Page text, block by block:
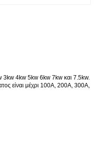
3kw 4kw 5kw 6kw 7kw και 7.5kw.
είναι μέχρι 100A, 200A, 300A,